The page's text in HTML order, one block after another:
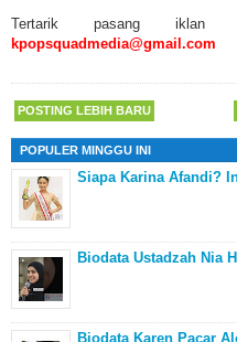
Tertarik pasang iklan
kpopsquadmedia@gmail.com
POSTING LEBIH BARU
POPULER MINGGU INI
Siapa Karina Afandi?
Biodata Ustadzah Nia
Biodata Karen Pacar